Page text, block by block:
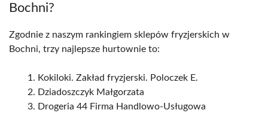
Bochni?
Zgodnie z naszym rankingiem sklepów fryzjerskich w
Bochni, trzy najlepsze hurtownie to:
Kokiloki. Zakład fryzjerski. Poloczek E.
Dziadoszczyk Małgorzata
Drogeria 44 Firma Handlowo-Usługowa